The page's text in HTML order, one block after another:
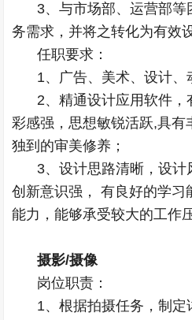
3、与市场部、运营部
务需求，并将之转化为有效
任职要求：
1、广告、美术、设计、
2、精通设计应用软件
彩感强，思想敏锐活跃,具有
独到的审美修养；
3、设计思路清晰，设计
创新意识强， 有良好的学习
能力，能够承受较大的工作
摄影/摄像
岗位职责：
1、根据拍摄任务，制